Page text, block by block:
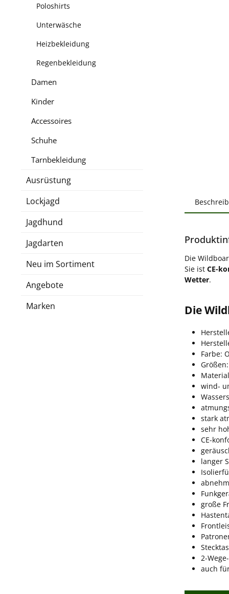
Poloshirts
Unterwäsche
Heizbekleidung
Regenbekleidung
Damen
Kinder
Accessoires
Schuhe
Tarnbekleidung
Ausrüstung
Lockjagd
Jagdhund
Jagdarten
Neu im Sortiment
Angebote
Marken
Die
Sie ist CE-
Wetter.
Die
Farbe:
wind-
stark
sehr
CE-
langer
große
2-
auch